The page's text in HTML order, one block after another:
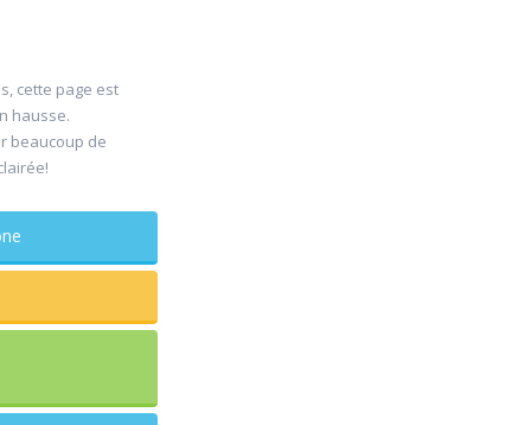
cette page est
hausse.
beaucoup de